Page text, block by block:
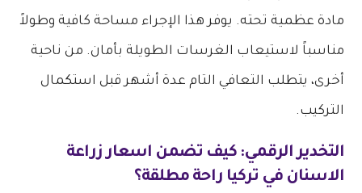
مادة عظمية تحته. يوفر هذا الإجراء مساحة كافية وطولاً
مناسباً لاستيعاب الغرسات الطويلة بأمان. من ناحية
أخرى، يتطلب التعافي التام عدة أشهر قبل استكمال
التركيب.
التخدير الرقمي: كيف تضمن اسعار زراعة
الاسنان في تركيا راحة مطلقة؟